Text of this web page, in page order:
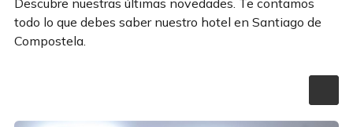
Descubre nuestras últimas novedades. Te contamos
todo lo que debes saber nuestro hotel en Santiago de
Compostela.